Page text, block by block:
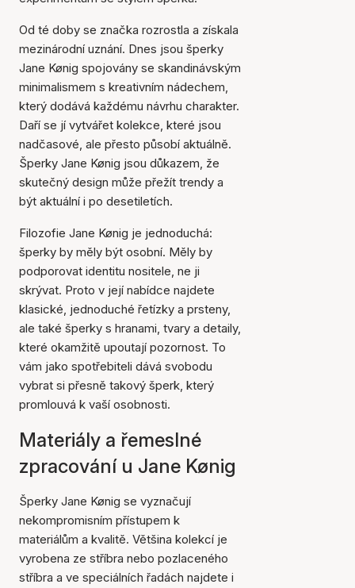
Od té doby se značka rozrostla a získala
mezinárodní uznání. Dnes jsou šperky
Jane Kønig spojovány se skandinávským
minimalismem s kreativním nádechem,
který dodává každému návrhu charakter.
Daří se jí vytvářet kolekce, které jsou
nadčasové, ale přesto působí aktuálně.
Šperky Jane Kønig jsou důkazem, že
skutečný design může přežít trendy a
být aktuální i po desetiletích.
Filozofie Jane Kønig je jednoduchá:
šperky by měly být osobní. Měly by
podporovat identitu nositele, ne ji
skrývat. Proto v její nabídce najdete
klasické, jednoduché řetízky a prsteny,
ale také šperky s hranami, tvary a detaily,
které okamžitě upoutají pozornost. To
vám jako spotřebiteli dává svobodu
vybrat si přesně takový šperk, který
promlouvá k vaší osobnosti.
Materiály a řemeslné
zpracování u Jane Kønig
Šperky Jane Kønig se vyznačují
nekompromisním přístupem k
materiálům a kvalitě. Většina kolekcí je
vyrobena ze stříbra nebo pozlaceného
stříbra a ve speciálních řadách najdete i